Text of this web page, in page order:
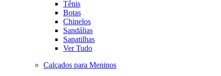
Tênis
Botas
Chinelos
Sandálias
Sapatilhas
Ver Tudo
Calçados para Meninos